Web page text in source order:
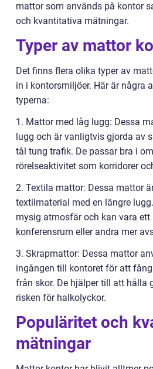
mattor som används på kontor
och kvantitativa mätningar.
Typer av mattor
Det finns flera olika typer av
in i kontorsmiljöer. Här är några
typerna:
1. Mattor med låg lugg: Dessa
lugg och är vanligtvis gjorda av
tål tung trafik. De passar bra i
rörelseaktivitet som korridorer
2. Textila mattor: Dessa mattor
textilmaterial med en längre
mysig atmosfär och kan vara
konferensrum eller andra mer
3. Skrapmattor: Dessa mattor
ingången till kontoret för att
från skor. De hjälper till att hålla
risken för halkolyckor.
Populäritet och
mätningar